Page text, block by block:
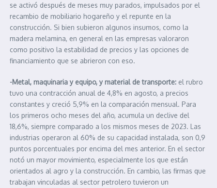
se activó después de meses muy parados, impulsados por el
recambio de mobiliario hogareño y el repunte en la
construcción. Si bien subieron algunos insumos, como la
madera melamina, en general en las empresas valoraron
como positivo la estabilidad de precios y las opciones de
financiamiento que se abrieron con eso.
-Metal, maquinaria y equipo, y material de transporte: el rubro
tuvo una contracción anual de 4,8% en agosto, a precios
constantes y creció 5,9% en la comparación mensual. Para
los primeros ocho meses del año, acumula un declive del
18,6%, siempre comparado a los mismos meses de 2023. Las
industrias operaron al 60% de su capacidad instalada, son 0,9
puntos porcentuales por encima del mes anterior. En el sector
notó un mayor movimiento, especialmente los que están
orientados al agro y la construcción. En cambio, las firmas que
trabajan vinculadas al sector petrolero tuvieron un